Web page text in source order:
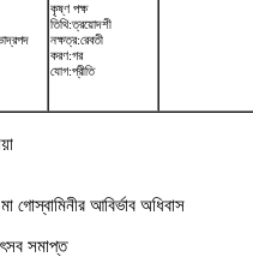
কৃষ্ণ পক্ষ
তিথি:ত্রয়োদশী
নক্ষত্র:রেবতী
করণ:গর
যোগ:প্রীতি
গোস্বামিনীর আবির্ভাব অধিবাস
সমাপ্ত